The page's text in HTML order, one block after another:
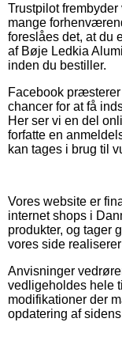
Trustpilot
mange
foreslåes det, at du
af Bøje Ledkia
inden du bestiller.
Facebook
chancer for at få
Her ser vi en del
forfatte en
kan tages i brug til
Vores website er
internet shops i
produkter, og tager
vores side
Anvisninger
vedligeholdes hele
modifikationer der
opdatering af